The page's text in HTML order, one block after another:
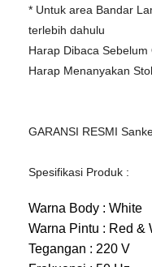
* Untuk area Bandar
terlebih dahulu
Harap Dibaca
Harap Menanyakan
GARANSI RESMI
Spesifikasi Produk :
Warna Body : White
Warna Pintu : Red &
Tegangan : 220 V